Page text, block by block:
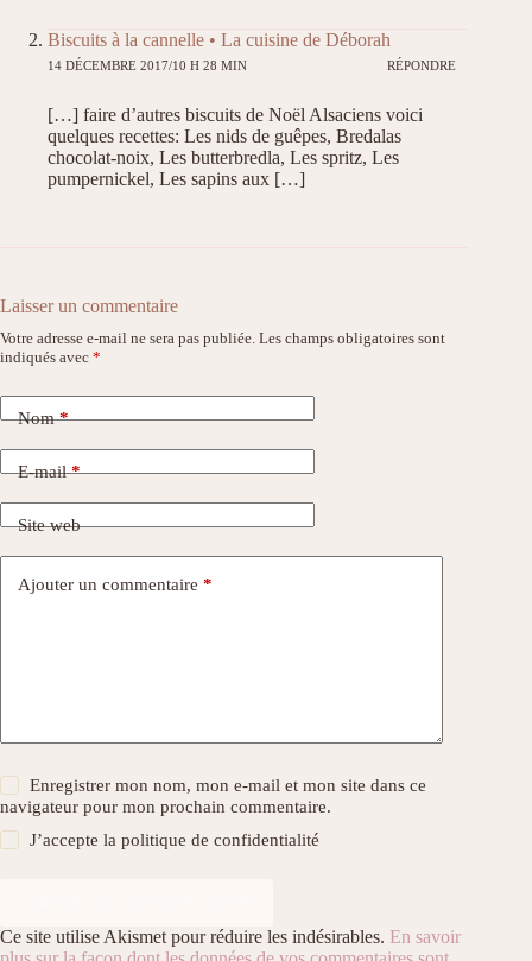
Biscuits à la cannelle • La cuisine de Déborah
14 DÉCEMBRE 2017/10 H 28 MIN RÉPONDRE
[…] faire d’autres biscuits de Noël Alsaciens voici
quelques recettes: Les nids de guêpes, Bredalas
chocolat-noix, Les butterbredla, Les spritz, Les
pumpernickel, Les sapins aux […]
Laisser un commentaire
Votre adresse e-mail ne sera pas publiée. Les champs obligatoires sont
indiqués avec *
Nom*
E-mail*
Site web
Ajouter un commentaire *
Enregistrer mon nom, mon e-mail et mon site dans ce
navigateur pour mon prochain commentaire.
J’accepte lapolitique de confidentialité
Ce site utilise Akismet pour réduire les indésirables. En savoir